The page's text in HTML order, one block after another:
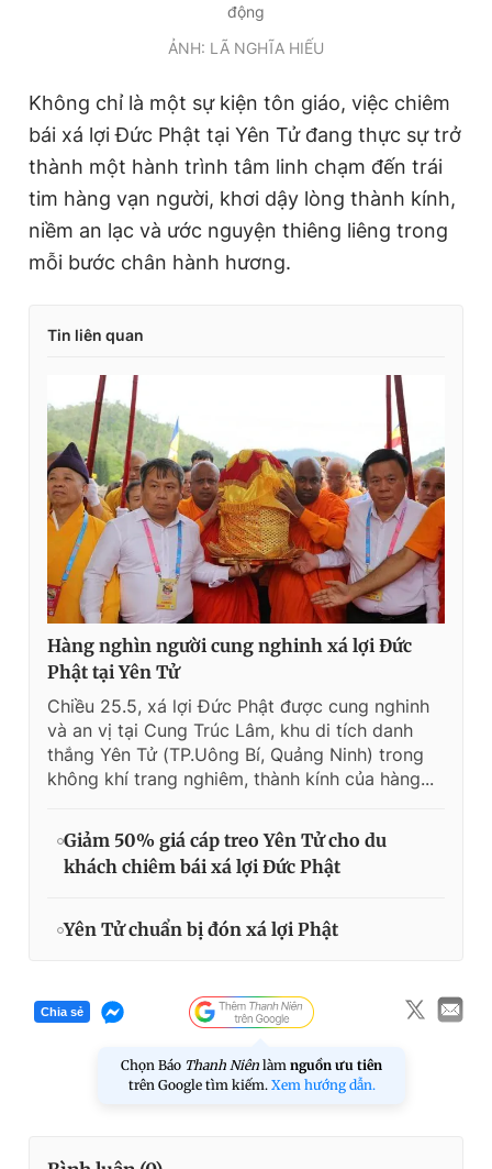
động
ẢNH: LÃ NGHĨA HIẾU
Không chỉ là một sự kiện tôn giáo, việc chiêm
bái xá lợi Đức Phật tại Yên Tử đang thực sự trở
thành một hành trình tâm linh chạm đến trái
tim hàng vạn người, khơi dậy lòng thành kính,
niềm an lạc và ước nguyện thiêng liêng trong
mỗi bước chân hành hương.
Tin liên quan
Hàng nghìn người cung nghinh xá lợi Đức
Phật tại Yên Tử
Chiều 25.5, xá lợi Đức Phật được cung nghinh
và an vị tại Cung Trúc Lâm, khu di tích danh
thắng Yên Tử (TP.Uông Bí, Quảng Ninh) trong
không khí trang nghiêm, thành kính của hàng...
Giảm 50% giá cáp treo Yên Tử cho du
khách chiêm bái xá lợi Đức Phật
Yên Tử chuẩn bị đón xá lợi Phật
Chia sẻ
Chọn Báo Thanh Niên làm nguồn ưu tiên
trên Google tìm kiếm. Xem hướng dẫn.